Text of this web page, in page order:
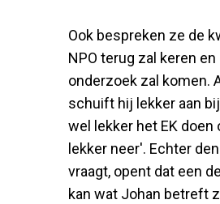
Ook bespreken ze de
NPO terug zal keren
onderzoek zal komen.
schuift hij lekker aan
wel lekker het EK
lekker neer'. Echter
vraagt, opent dat een
kan wat Johan betreft